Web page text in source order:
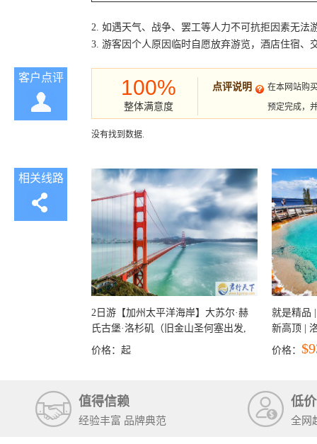
2. 如遇天气、战争、罢工等人力不可抗拒因素无
3. 游客因个人原因临时自愿放弃游览，酒店住宿、
客户点评 100%
整体满意度
点评说明
在本网站购
预定完成，
没有找到数据.
相关线路
2日游【加州太平洋海岸】大苏尔·赫
氏古堡·洛杉矶（旧金山圣何塞出发,
洛杉矶结束）
价格： 起
就是精品
新高顶 |
彩穴+马
价格：
值得信赖
经验丰富 品牌典范
低
全网